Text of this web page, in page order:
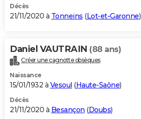
Décès
21/11/2020 à Tonneins (Lot-et-Garonne)
Daniel VAUTRAIN (88 ans)
Créer une cagnotte obsèques
Naissance
15/01/1932 à Vesoul (Haute-Saône)
Décès
21/11/2020 à Besançon (Doubs)